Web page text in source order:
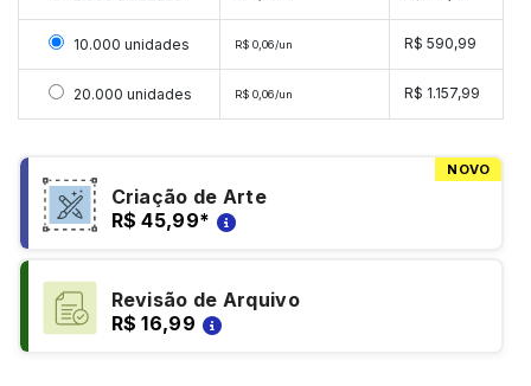
Selecionar 10000 unidades
10.000 unidades R$ 0,06/un R$ 590,99
Selecionar 20000 unidades
20.000 unidades R$ 0,06/un R$ 1.157,99
NOVO
Criação de Arte
R$ 45,99*
Revisão de Arquivo
R$ 16,99